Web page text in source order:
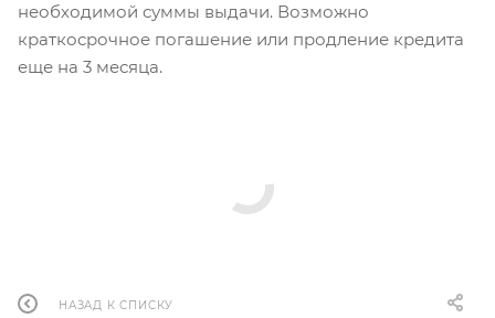
необходимой суммы выдачи. Возможно
краткосрочное погашение или продление кредита
еще на 3 месяца.
НАЗАД К СПИСКУ